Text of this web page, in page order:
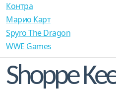
Контра
Марио Карт
Spyro The Dragon
WWE Games
Shoppe